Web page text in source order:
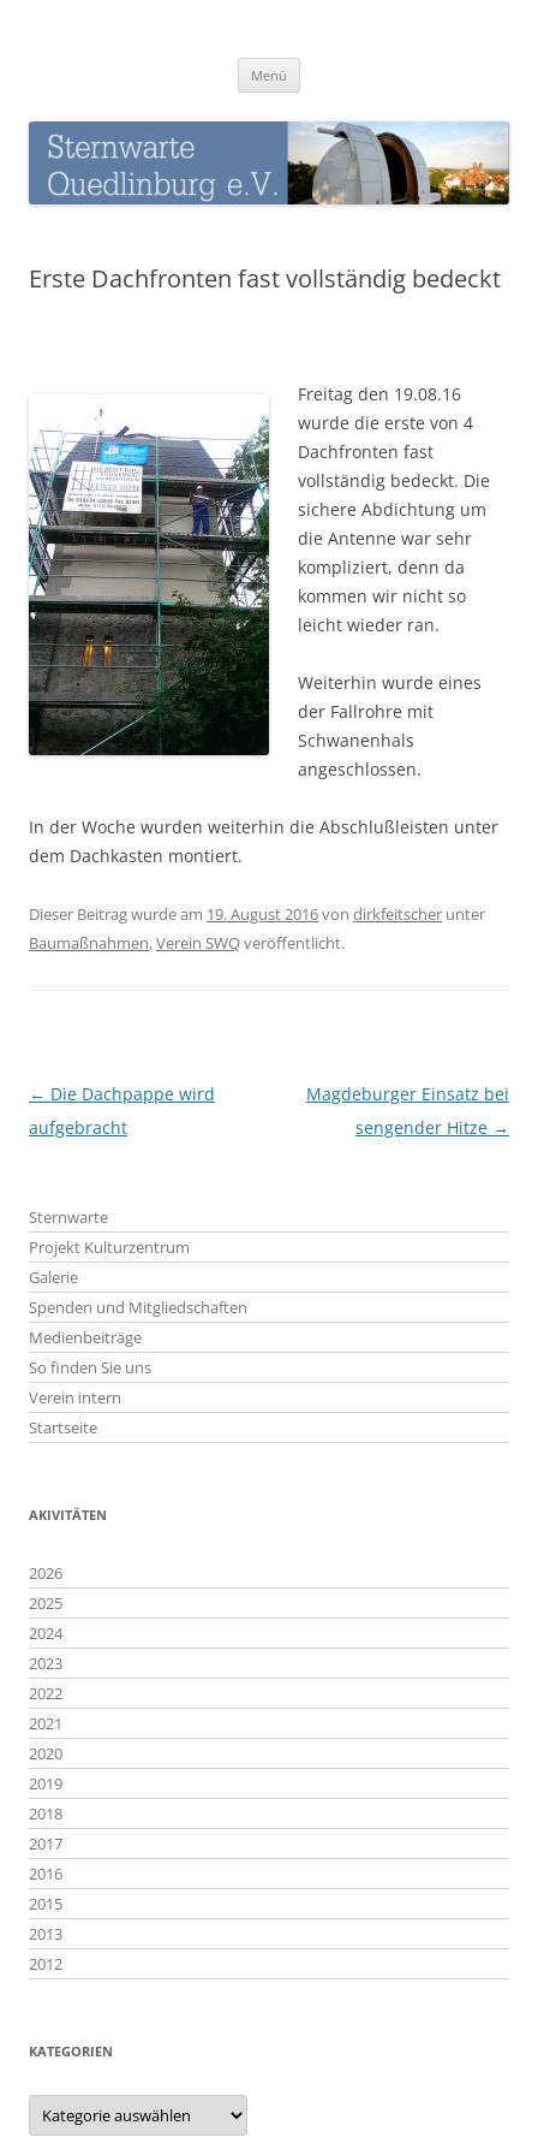
Menü
Erste Dachfronten fast vollständig bedeckt
Freitag den 19.08.16
wurde die erste von 4
Dachfronten fast
vollständig bedeckt. Die
sichere Abdichtung um
die Antenne war sehr
kompliziert, denn da
kommen wir nicht so
leicht wieder ran.
Weiterhin wurde eines
der Fallrohre mit
Schwanenhals
angeschlossen.
In der Woche wurden weiterhin die Abschlußleisten unter
dem Dachkasten montiert.
Dieser Beitrag wurde am 19. August 2016von dirkfeitscher unter
Baumaßnahmen,Verein SWQveröffentlicht.
Beitragsnavigation
← Die Dachpappe wird
aufgebracht
Magdeburger Einsatz bei
sengender Hitze →
Sternwarte
Projekt Kulturzentrum
Galerie
Spenden und Mitgliedschaften
Medienbeiträge
So finden Sie uns
Verein intern
Startseite
AKIVITÄTEN
2026
2025
2024
2023
2022
2021
2020
2019
2018
2017
2016
2015
2013
2012
KATEGORIEN
Kategorien